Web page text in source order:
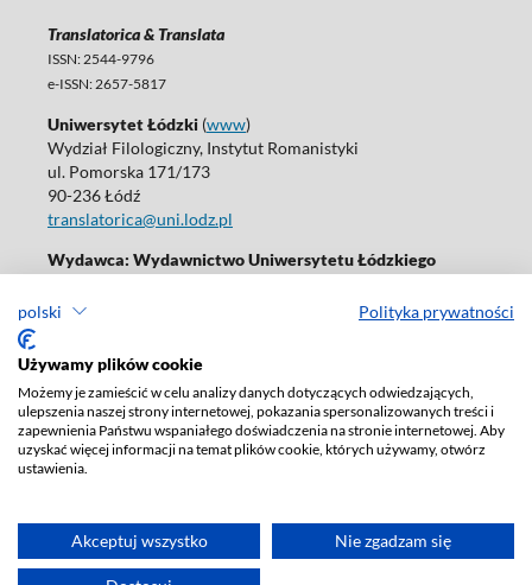
polski Polityka prywatności
Używamy plików cookie
Możemy je zamieścić w celu analizy danych dotyczących odwiedzających,
ulepszenia naszej strony internetowej, pokazania spersonalizowanych treści i
zapewnienia Państwu wspaniałego doświadczenia na stronie internetowej. Aby
uzyskać więcej informacji na temat plików cookie, których używamy, otwórz
ustawienia.
Akceptuj wszystko Nie zgadzam się
Translatorica & Translata
ISSN: 2544-9796
e-ISSN: 2657-5817
Uniwersytet Łódzki(www)
Wydział Filologiczny, Instytut Romanistyki
ul. Pomorska 171/173
90-236 Łódź
translatorica@uni.lodz.pl
Wydawca: Wydawnictwo Uniwersytetu Łódzkiego
ul. Jana Matejki 34A, 90-237 Łódź
journals@uni.lodz.pl
Deklaracja dostępności